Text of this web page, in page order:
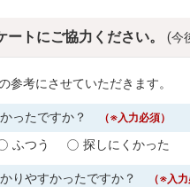
トにご協力ください。 (今
参考にさせていただきます。
ったですか？ （※入力必須）
ふつう 探しにくかった
りやすかったですか？ （※入力